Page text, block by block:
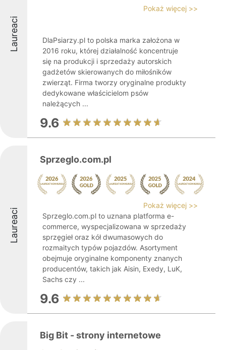
Laureaci
Pokaż więcej >>
DlaPsiarzy.pl to polska marka założona w
2016 roku, której działalność koncentruje
się na produkcji i sprzedaży autorskich
gadżetów skierowanych do miłośników
zwierząt. Firma tworzy oryginalne produkty
dedykowane właścicielom psów
należących ...
9.6
Laureaci
Sprzeglo.com.pl
Pokaż więcej >>
Sprzeglo.com.pl to uznana platforma e-
commerce, wyspecjalizowana w sprzedaży
sprzęgieł oraz kół dwumasowych do
rozmaitych typów pojazdów. Asortyment
obejmuje oryginalne komponenty znanych
producentów, takich jak Aisin, Exedy, LuK,
Sachs czy ...
9.6
Big Bit - strony internetowe